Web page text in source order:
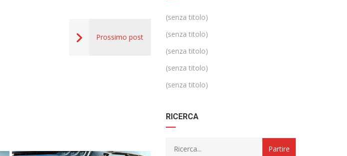
Prossimo post
(senza titolo)
(senza titolo)
(senza titolo)
(senza titolo)
(senza titolo)
RICERCA